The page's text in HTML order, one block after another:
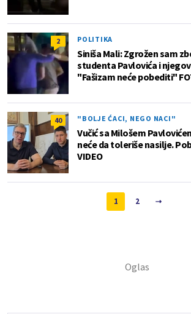
2 POLITIKA
Siniša Mali: Zgrožen sam
studenta Pavlovića i
"Fašizam neće pobediti"
40 "BOLJE ĆACI, NEGO NACI"
Vučić sa Milošem
neće da toleriše nasilje.
VIDEO
1 2